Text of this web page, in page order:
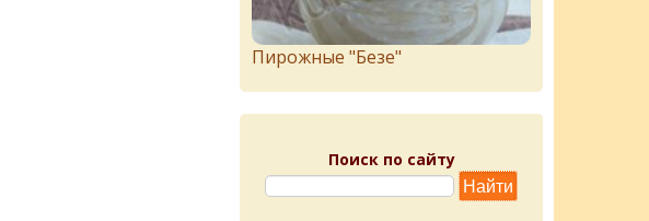
Пирожныe "Бeзe"
Поиск по сайту